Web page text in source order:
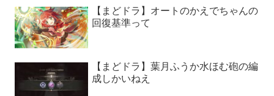
【まどドラ】オートのかえでちゃんの
回復基準って
【まどドラ】葉月ふうか水ほむ砲の編
成しかいねえ